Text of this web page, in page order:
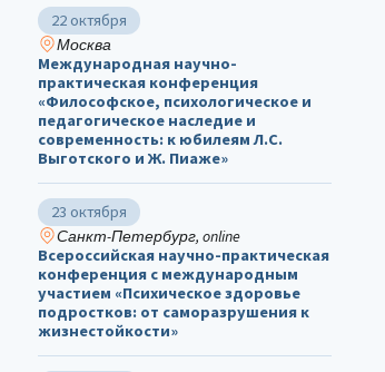
22 октября
Москва
Международная научно-
практическая конференция
«Философское, психологическое и
педагогическое наследие и
современность: к юбилеям Л.С.
Выготского и Ж. Пиаже»
23 октября
Санкт-Петербург, online
Всероссийская научно-практическая
конференция с международным
участием «Психическое здоровье
подростков: от саморазрушения к
жизнестойкости»